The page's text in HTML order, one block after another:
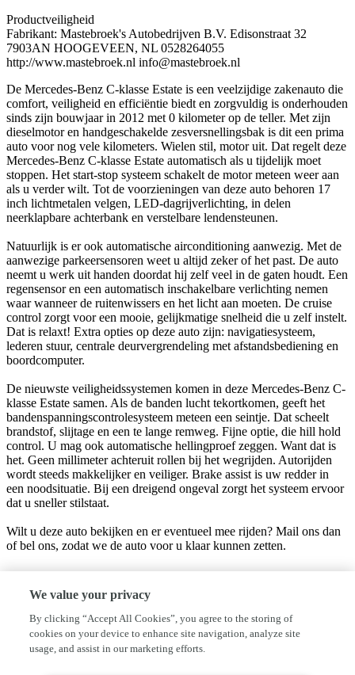
Productveiligheid
Fabrikant: Mastebroek's Autobedrijven B.V. Edisonstraat 32
7903AN HOOGEVEEN, NL 0528264055
http://www.mastebroek.nl info@mastebroek.nl
De Mercedes-Benz C-klasse Estate is een veelzijdige zakenauto die
comfort, veiligheid en efficiëntie biedt en zorgvuldig is onderhouden
sinds zijn bouwjaar in 2012 met 0 kilometer op de teller. Met zijn
dieselmotor en handgeschakelde zesversnellingsbak is dit een prima
auto voor nog vele kilometers. Wielen stil, motor uit. Dat regelt deze
Mercedes-Benz C-klasse Estate automatisch als u tijdelijk moet
stoppen. Het start-stop systeem schakelt de motor meteen weer aan
als u verder wilt. Tot de voorzieningen van deze auto behoren 17
inch lichtmetalen velgen, LED-dagrijverlichting, in delen
neerklapbare achterbank en verstelbare lendensteunen.
Natuurlijk is er ook automatische airconditioning aanwezig. Met de
aanwezige parkeersensoren weet u altijd zeker of het past. De auto
neemt u werk uit handen doordat hij zelf veel in de gaten houdt. Een
regensensor en een automatisch inschakelbare verlichting nemen
waar wanneer de ruitenwissers en het licht aan moeten. De cruise
control zorgt voor een mooie, gelijkmatige snelheid die u zelf instelt.
Dat is relaxt! Extra opties op deze auto zijn: navigatiesysteem,
lederen stuur, centrale deurvergrendeling met afstandsbediening en
boordcomputer.
De nieuwste veiligheidssystemen komen in deze Mercedes-Benz C-
klasse Estate samen. Als de banden lucht tekortkomen, geeft het
bandenspanningscontrolesysteem meteen een seintje. Dat scheelt
brandstof, slijtage en een te lange remweg. Fijne optie, die hill hold
control. U mag ook automatische hellingproef zeggen. Want dat is
het. Geen millimeter achteruit rollen bij het wegrijden. Autorijden
wordt steeds makkelijker en veiliger. Brake assist is uw redder in
een noodsituatie. Bij een dreigend ongeval zorgt het systeem ervoor
dat u sneller stilstaat.
Wilt u deze auto bekijken en er eventueel mee rijden? Mail ons dan
of bel ons, zodat we de auto voor u klaar kunnen zetten.
Welkom bij Mastebroek's autobedrijven, met vestigingen in de
Krim, Hardenberg en Hoogeveen. Wij zijn specialist in het merk
Suzuki (Hoogeveen) en daarnaast specialist in Mitsubishi en
Hyundai. daarnaast hebben wij een groot aanbod occasions van alle
We value your privacy
By clicking “Accept All Cookies”, you agree to the storing of
cookies on your device to enhance site navigation, analyze site
usage, and assist in our marketing efforts.